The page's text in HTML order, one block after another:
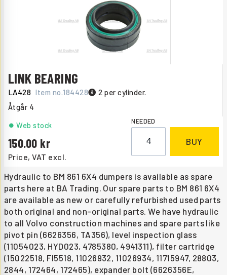
LINK BEARING
LA428 Item no.184428 2 per cylinder.
Åtgår 4
Price, VAT excl.
150.00
Web stock NEEDED
BUY
Hydraulic to BM 861 6X4 dumpers is available as spare
parts here at BA Trading. Our spare parts to BM 861 6X4
are available as new or carefully refurbished used parts
both original and non-original parts. We have hydraulic
to all Volvo construction machines and spare parts like
pivot pin (6626356, TA356), level inspection glass
(11054023, HYD023, 4785380, 4941311), filter cartridge
(15022518, FI5518, 11026932, 11026934, 11715947, 28803,
2844, 172464, 172465), expander bolt (6626356E,